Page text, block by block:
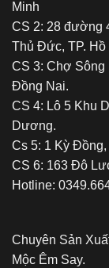
Minh
CS 2: 28 đường
Thủ Đức, TP. Hồ
CS 3: Chợ Sông
Đồng Nai.
CS 4: Lô 5 Khu
Dương.
Cs 5: 1 Kỳ
CS 6: 163 Đô
Hotline:
Chuyên Sản
Mộc Êm Say.